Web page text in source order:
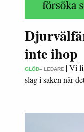
inte ihop
GLÖD– LEDARE |Vi
slag i saken när